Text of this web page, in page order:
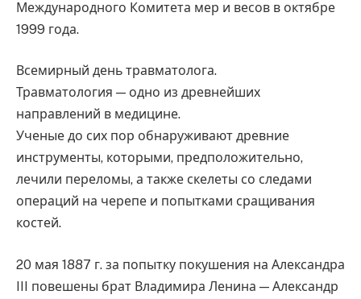
Международного Комитета мер и весов в октябре
1999 года.
Всемирный день травматолога.
Травматология — одно из древнейших
направлений в медицине.
Ученые до сих пор обнаруживают древние
инструменты, которыми, предположительно,
лечили переломы, а также скелеты со следами
операций на черепе и попытками сращивания
костей.
20 мая 1887 г. за попытку покушения на Александра
III повешены брат Владимира Ленина — Александр